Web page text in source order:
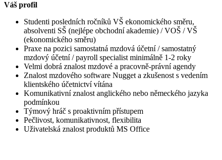
Váš profil
Studenti posledních ročníků VŠ ekonomického směru,
absolventi SŠ (nejlépe obchodní akademie) / VOŠ / VŠ
(ekonomického směru)
Praxe na pozici samostatná mzdová účetní / samostatný
mzdový účetní / payroll specialist minimálně 1-2 roky
Velmi dobrá znalost mzdové a pracovně-právní agendy
Znalost mzdového software Nugget a zkušenost s vedením
klientského účetnictví vítána
Komunikativní znalost anglického nebo německého jazyka
podmínkou
Týmový hráč s proaktivním přístupem
Pečlivost, komunikativnost, flexibilita
Uživatelská znalost produktů MS Office